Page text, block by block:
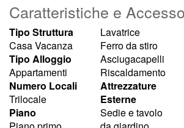
Caratteristiche e
Tipo Struttura
Casa Vacanza
Tipo Alloggio
Appartamenti
Numero Locali
Trilocale
Piano
Lavatrice
Ferro da stiro
Asciugacapelli
Riscaldamento
Attrezzature
Esterne
Sedie e tavolo